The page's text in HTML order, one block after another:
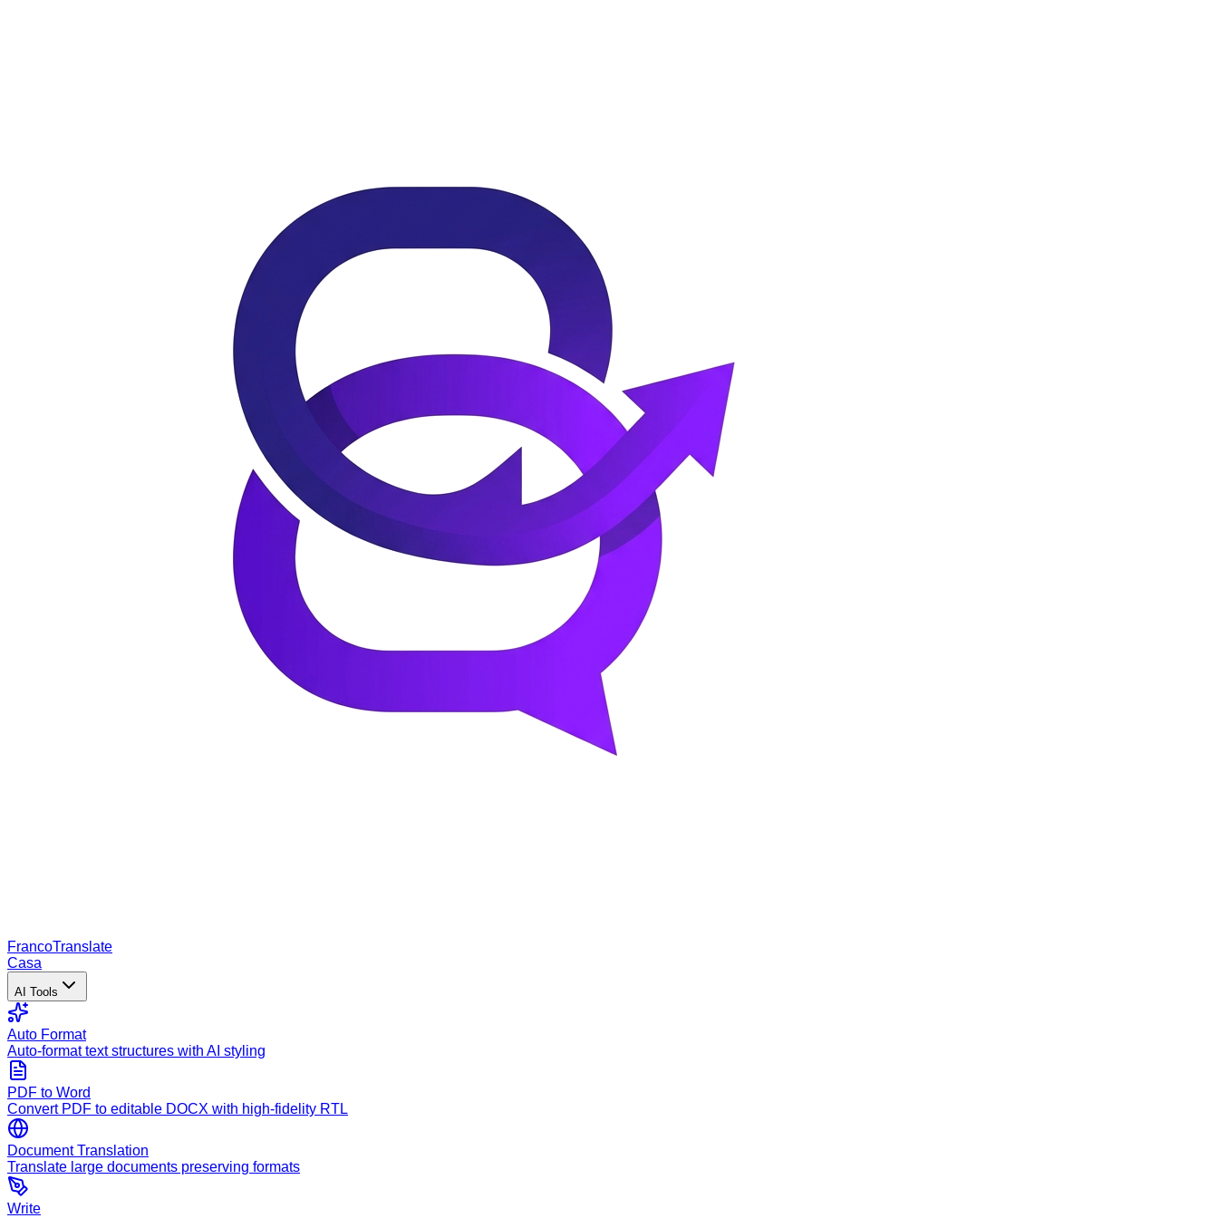
FrancoTranslate
Casa
AI Tools
Auto Format
Auto-format text structures with AI styling
PDF to Word
Convert PDF to editable DOCX with high-fidelity RTL
Document Translation
Translate large documents preserving formats
Write